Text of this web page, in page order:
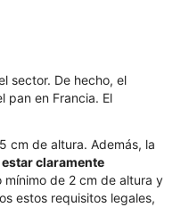
sector. De hecho, el
pan en Francia. El
cm de altura. Además, la
claramente
de 2 cm de altura y
estos requisitos legales,